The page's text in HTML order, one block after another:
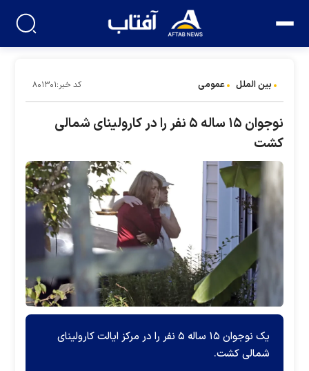
بین الملل عمومی کد خبر:۸۰۱۳۰۱
نوجوان ۱۵ ساله ۵ نفر را در کارولینای شمالی
کشت
یک نوجوان ۱۵ ساله ۵ نفر را در مرکز ایالت کارولینای
شمالی کشت.